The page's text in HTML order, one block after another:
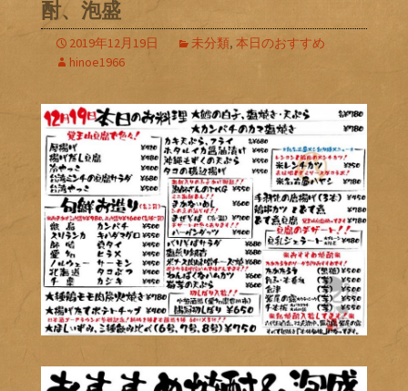
酎、泡盛
2019年12月19日 未分類, 本日のおすすめ
hinoe1966